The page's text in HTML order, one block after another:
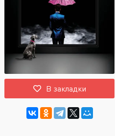
Lossless
Топ 100
В закладки